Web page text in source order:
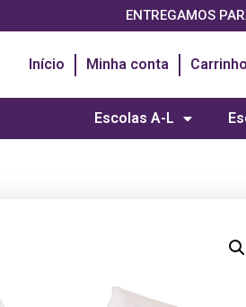
ENTREGAMOS
Início Minha conta Carrinho
Escolas A-L